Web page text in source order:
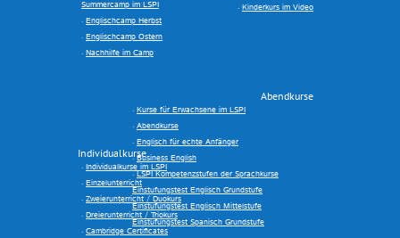
Summercamp im LSPI
Englischcamp Herbst
Englischcamp Ostern
Nachhilfe im Camp
Individualkurse
Individualkurse im LSPI
Einzelunterricht
Zweierunterricht / Duokurs
Dreierunterricht / Triokurs
Cambridge Certificates
Kinderkurs im Video
Abendkurse
Kurse für Erwachsene im LSPI
Abendkurse
Englisch für echte Anfänger
Business English
LSPI Kompetenzstufen der Sprachkurse
Einstufungstest Englisch Grundstufe
Einstufungstest Englisch Mittelstufe
Einstufungstest Spanisch Grundstufe